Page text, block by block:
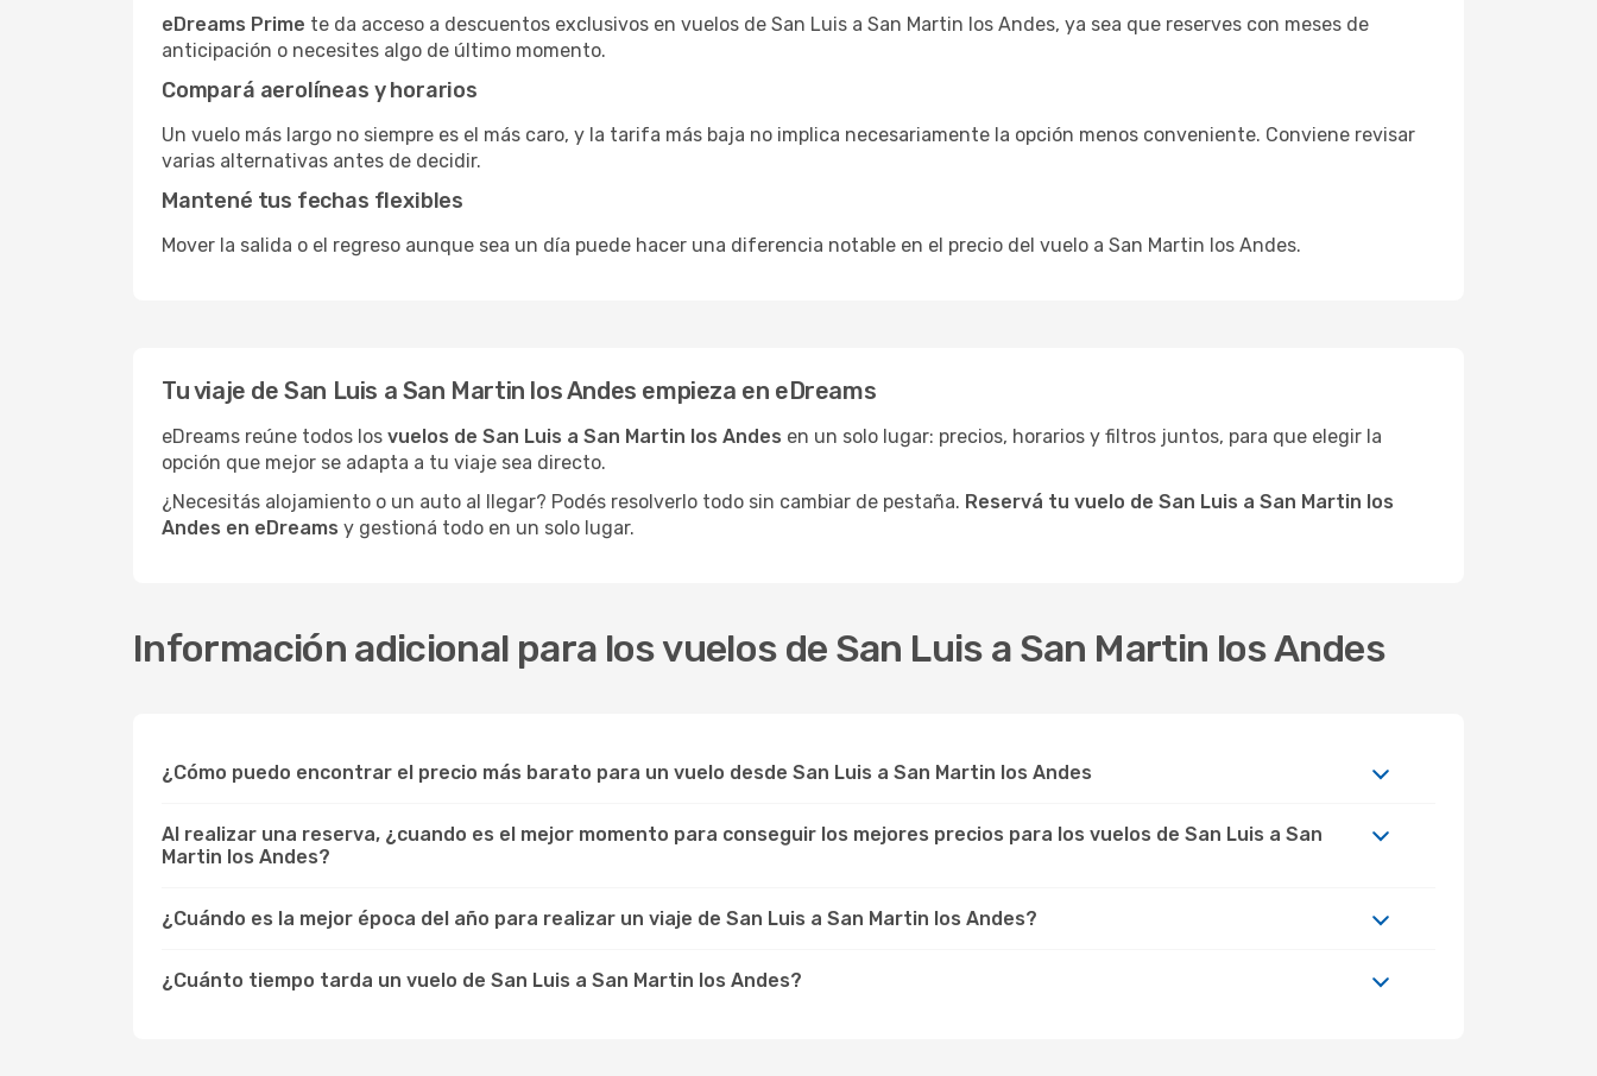
eDreams Prime te da acceso a descuentos exclusivos en vuelos de San Luis a San Martin los Andes, ya sea que reserves con meses de
anticipación o necesites algo de último momento.
Compará aerolíneas y horarios
Un vuelo más largo no siempre es el más caro, y la tarifa más baja no implica necesariamente la opción menos conveniente. Conviene revisar
varias alternativas antes de decidir.
Mantené tus fechas flexibles
Mover la salida o el regreso aunque sea un día puede hacer una diferencia notable en el precio del vuelo a San Martin los Andes.
Tu viaje de San Luis a San Martin los Andes empieza en eDreams
eDreams reúne todos los vuelos de San Luis a San Martin los Andes en un solo lugar: precios, horarios y filtros juntos, para que elegir la
opción que mejor se adapta a tu viaje sea directo.
¿Necesitás alojamiento o un auto al llegar? Podés resolverlo todo sin cambiar de pestaña. Reservá tu vuelo de San Luis a San Martin los
Andes en eDreams y gestioná todo en un solo lugar.
Información adicional para los vuelos de San Luis a San Martin los Andes
¿Cómo puedo encontrar el precio más barato para un vuelo desde San Luis a San Martin los Andes
Al realizar una reserva, ¿cuando es el mejor momento para conseguir los mejores precios para los vuelos de San Luis a San
Martin los Andes?
¿Cuándo es la mejor época del año para realizar un viaje de San Luis a San Martin los Andes?
¿Cuánto tiempo tarda un vuelo de San Luis a San Martin los Andes?